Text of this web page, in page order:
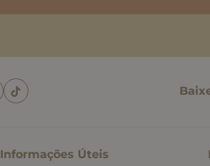
Informações Úteis